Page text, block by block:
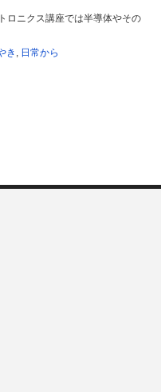
ロニクス講座では半導体やその
き , 日常から